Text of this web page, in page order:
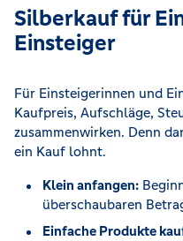
Silberkauf für
Einsteiger
Für Einsteigerinnen und
Kaufpreis, Aufschläge,
zusammenwirken. Denn
ein Kauf lohnt.
Klein anfangen:
überschaubaren
Einfache Produkte